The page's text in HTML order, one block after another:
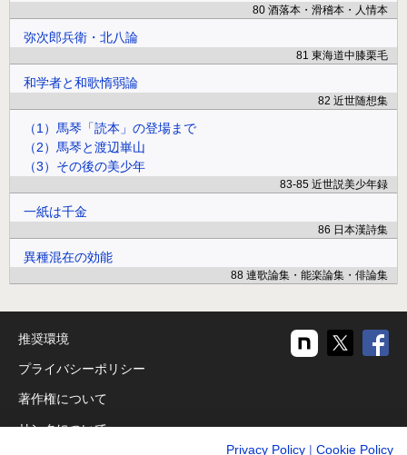
80 酒落本・滑稽本・人情本
弥次郎兵衛・北八論
81 東海道中膝栗毛
和学者と和歌惰弱論
82 近世随想集
（1）馬琴「読本」の登場まで
（2）馬琴と渡辺崋山
（3）その後の美少年
83-85 近世説美少年録
一紙は千金
86 日本漢詩集
異種混在の効能
88 連歌論集・能楽論集・俳論集
推奨環境
プライバシーポリシー
著作権について
リンクについて
Privacy Policy Cookie Policy